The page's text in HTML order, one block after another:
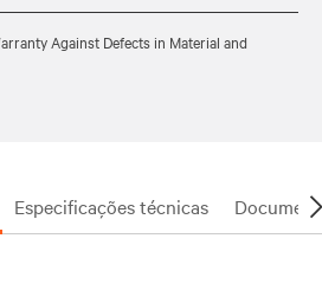
Against Defects in Material and
Especificações técnicas